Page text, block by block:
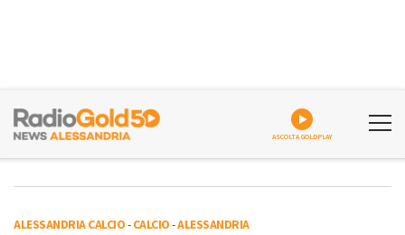
ASCOLTA GOLDPLAY
ALESSANDRIA CALCIO-CALCIO-ALESSANDRIA